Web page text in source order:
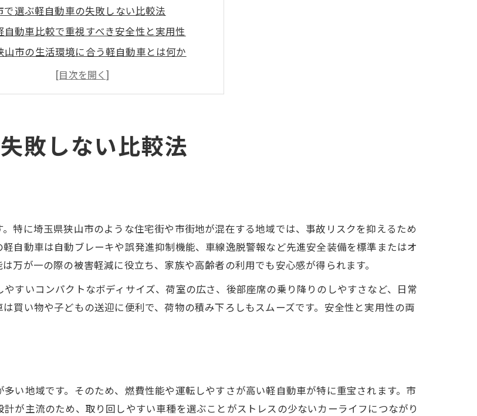
で選ぶ軽自動車の失敗しない比較法
自動車比較で重視すべき安全性と実用性
山市の生活環境に合う軽自動車とは何か
耐久性や維持費で選ぶ軽自動車比較のコツ
スパ重視で失敗しない軽自動車の選び方
車の維持費や耐久性に注目する理由
自動車の維持費が家計に与える影響とは
自動車の耐久性比較で見落としがちな点
にくい軽自動車を見極めるコツとは
期品質調査で分かる軽自動車の信頼性
自動車の税金増加と買い替えタイミング
敗しない比較法
特に埼玉県狭山市のような住宅街や市街地が混在する地域では、事故リスクを抑えるため
自動車は自動ブレーキや誤発進抑制機能、車線逸脱警報など先進安全装備を標準またはオ
万が一の際の被害軽減に役立ち、家族や高齢者の利用でも安心感が得られます。
すいコンパクトなボディサイズ、荷室の広さ、後部座席の乗り降りのしやすさなど、日常
買い物や子どもの送迎に便利で、荷物の積み下ろしもスムーズです。安全性と実用性の両
い地域です。そのため、燃費性能や運転しやすさが高い軽自動車が特に重宝されます。市
が主流のため、取り回しやすい車種を選ぶことがストレスの少ないカーライフにつながり